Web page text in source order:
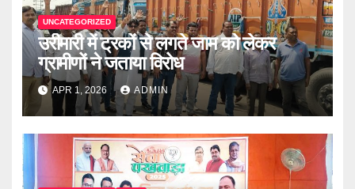
UNCATEGORIZED
उरीमारी में ट्रकों से लगते जाम को लेकर
ग्रामीणों ने जताया विरोध
APR 1, 2026 ADMIN